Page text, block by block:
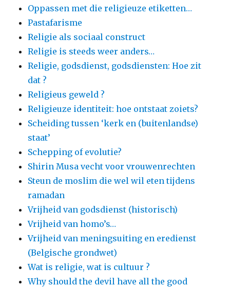
Oppassen met die religieuze etiketten…
Pastafarisme
Religie als sociaal construct
Religie is steeds weer anders…
Religie, godsdienst, godsdiensten: Hoe zit
dat ?
Religieus geweld ?
Religieuze identiteit: hoe ontstaat zoiets?
Scheiding tussen ‘kerk en (buitenlandse)
staat’
Schepping of evolutie?
Shirin Musa vecht voor vrouwenrechten
Steun de moslim die wel wil eten tijdens
ramadan
Vrijheid van godsdienst (historisch)
Vrijheid van homo’s…
Vrijheid van meningsuiting en eredienst
(Belgische grondwet)
Wat is religie, wat is cultuur ?
Why should the devil have all the good